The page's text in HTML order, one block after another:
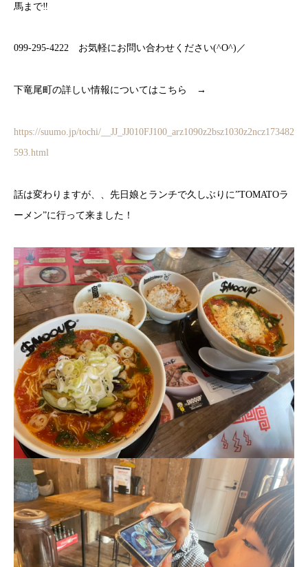
馬まで‼
099-295-4222 お気軽にお問い合わせください(^O^)／
下竜尾町の詳しい情報についてはこちら →
https://suumo.jp/tochi/__JJ_JJ010FJ100_arz1090z2bsz1030z2ncz173482
593.html
話は変わりますが、、先日娘とランチで久しぶりに”TOMATOラ
ーメン”に行って来ました！